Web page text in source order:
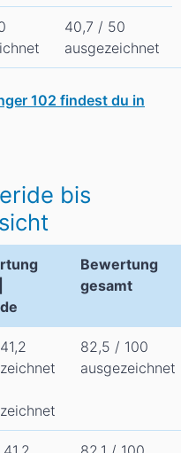
40,7 / 50
ausgezeichnet
102 findest du in
bis
Bewertung
gesamt
82,5 / 100
ausgezeichnet